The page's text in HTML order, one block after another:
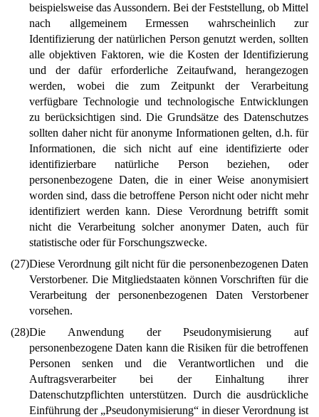
beispielsweise das Aussondern. Bei der Feststellung, ob Mittel
nach allgemeinem Ermessen wahrscheinlich zur
Identifizierung der natürlichen Person genutzt werden, sollten
alle objektiven Faktoren, wie die Kosten der Identifizierung
und der dafür erforderliche Zeitaufwand, herangezogen
werden, wobei die zum Zeitpunkt der Verarbeitung
verfügbare Technologie und technologische Entwicklungen
zu berücksichtigen sind. Die Grundsätze des Datenschutzes
sollten daher nicht für anonyme Informationen gelten, d.h. für
Informationen, die sich nicht auf eine identifizierte oder
identifizierbare natürliche Person beziehen, oder
personenbezogene Daten, die in einer Weise anonymisiert
worden sind, dass die betroffene Person nicht oder nicht mehr
identifiziert werden kann. Diese Verordnung betrifft somit
nicht die Verarbeitung solcher anonymer Daten, auch für
statistische oder für Forschungszwecke.
(27)Diese Verordnung gilt nicht für die personenbezogenen Daten
Verstorbener. Die Mitgliedstaaten können Vorschriften für die
Verarbeitung der personenbezogenen Daten Verstorbener
vorsehen.
(28)Die Anwendung der Pseudonymisierung auf
personenbezogene Daten kann die Risiken für die betroffenen
Personen senken und die Verantwortlichen und die
Auftragsverarbeiter bei der Einhaltung ihrer
Datenschutzpflichten unterstützen. Durch die ausdrückliche
Einführung der „Pseudonymisierung“ in dieser Verordnung ist